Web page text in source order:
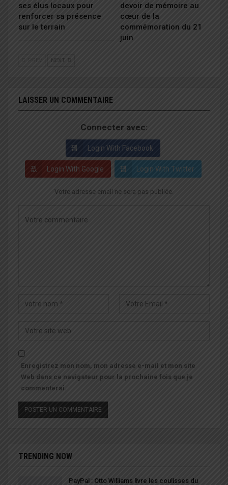
ses élus locaux pour
renforcer sa présence
sur le terrain
devoir de mémoire au
cœur de la
commémoration du 21
juin
NEXT
LAISSER UN COMMENTAIRE
Connecter avec:
Login With Facebook
Login With Google Login With Twitter
Votre adresse email ne sera pas publiée.
Enregistrez mon nom, mon adresse e-mail et mon site
Web dans ce navigateur pour la prochaine fois que je
commenterai.
TRENDING NOW
PayPal : Otto Williams livre les coulisses du